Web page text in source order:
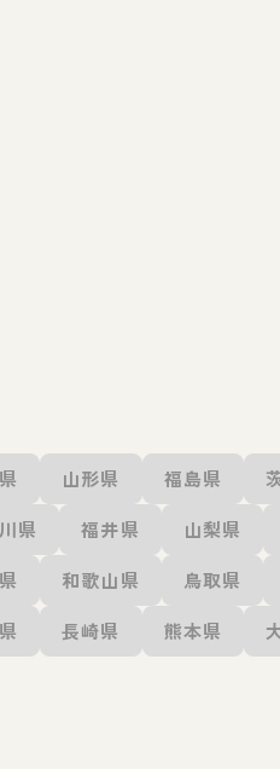
山形県 福島県
県 福井県 山梨県
和歌山県 鳥取県
長崎県 熊本県